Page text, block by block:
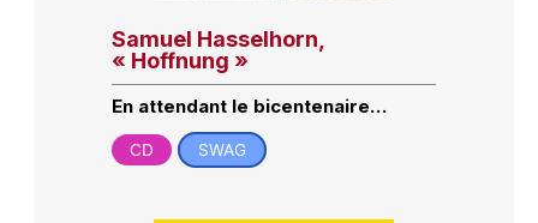
Samuel Hasselhorn,
« Hoffnung »
En attendant le bicentenaire…
CD SWAG